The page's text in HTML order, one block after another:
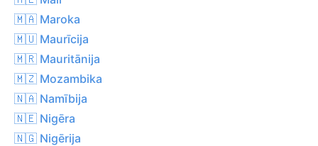
🇲🇦 Maroka
🇲🇺 Maurīcija
🇲🇷 Mauritānija
🇲🇿 Mozambika
🇳🇦 Namībija
🇳🇪 Nigēra
🇳🇬 Nigērija